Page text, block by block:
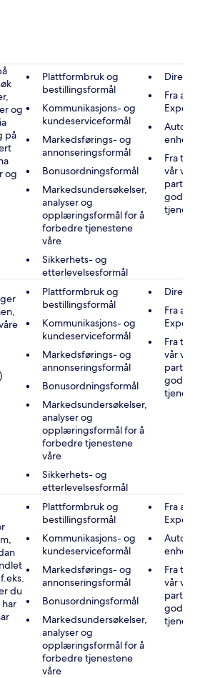
og
på
og
Plattformbruk og
bestillingsformål
Kommunikasjons- og
kundeserviceformål
Markedsførings- og
annonseringsformål
Bonusordningsformål
Markedsundersøkelser,
analyser og
opplæringsformål for å
forbedre tjenestene
våre
Sikkerhets- og
etterlevelsesformål
Fra
Fra
vår
Plattformbruk og
bestillingsformål
Kommunikasjons- og
kundeserviceformål
Markedsførings- og
annonseringsformål
Bonusordningsformål
Markedsundersøkelser,
analyser og
opplæringsformål for å
forbedre tjenestene
våre
Sikkerhets- og
etterlevelsesformål
Fra
Fra
vår
du
har
Plattformbruk og
bestillingsformål
Kommunikasjons- og
kundeserviceformål
Markedsførings- og
annonseringsformål
Bonusordningsformål
Markedsundersøkelser,
analyser og
opplæringsformål for å
forbedre tjenestene
våre
Fra
Fra
vår